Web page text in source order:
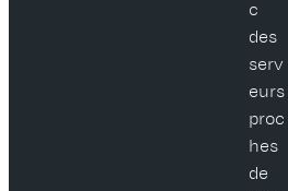
c
des
serv
eurs
proc
hes
de